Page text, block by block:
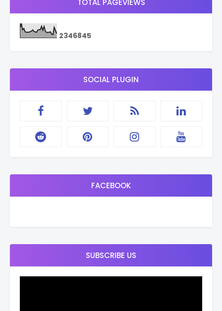
TOTAL PAGEVIEWS
2346845
SOCIAL PLUGIN
FACEBOOK
SUBSCRIBE US